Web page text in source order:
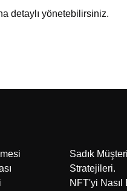
detaylı yönetebilirsiniz.
Sadık
Stratejileri.
NFT'yi